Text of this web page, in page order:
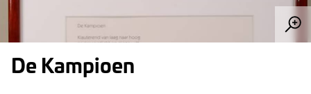
De Kampioen